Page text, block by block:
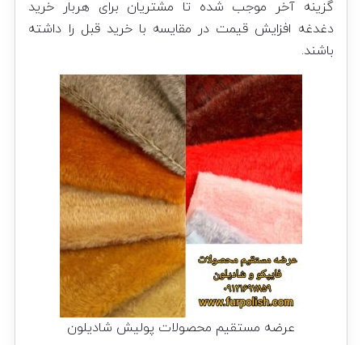
گزینه آخر موجب شده تا مشتریان برای هربار خرید
دغدغه افزایش قیمت در مقایسه با خرید قبل را داشته
باشند.
عرضه مستقیم محصولات پولیش شادیلون